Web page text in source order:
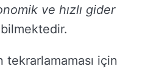
ve hızlı gider
tekrarlamaması için